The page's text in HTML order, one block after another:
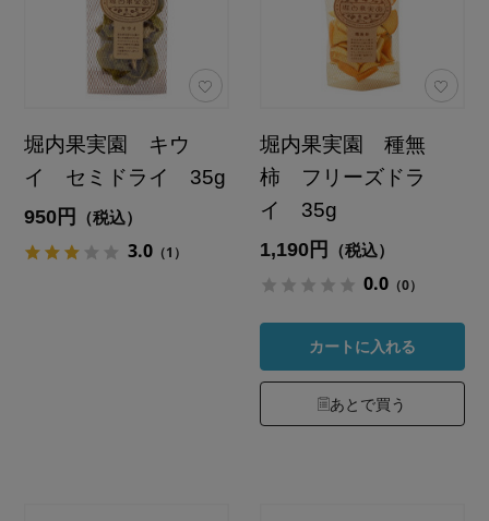
堀内果実園 キウ
イ セミドライ 35g
950円 （税込）
3.0 （1）
堀内果実園 種無
柿 フリーズドラ
イ 35g
1,190円 （税込）
0.0 （0）
カートに入れる
あとで買う